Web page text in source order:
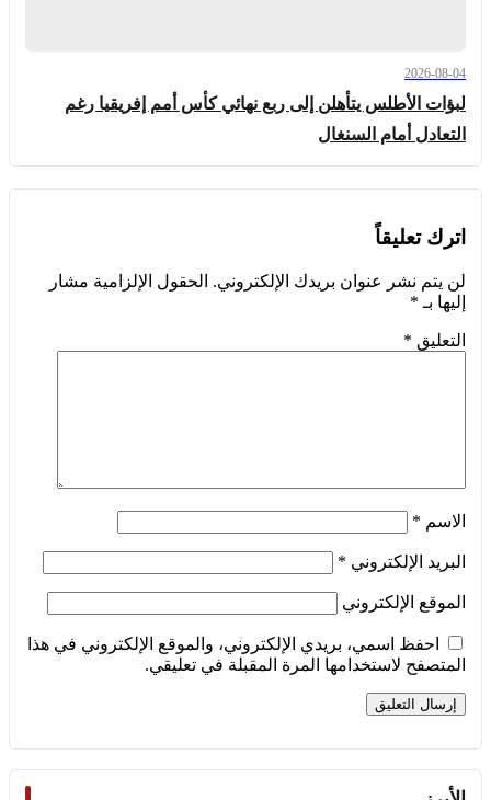
2026-08-04
لبؤات الأطلس يتأهلن إلى ربع نهائي كأس أمم إفريقيا رغم
التعادل أمام السنغال
اترك تعليقاً
لن يتم نشر عنوان بريدك الإلكتروني. الحقول الإلزامية مشار
إليها بـ *
التعليق *
الاسم *
البريد الإلكتروني *
الموقع الإلكتروني
احفظ اسمي، بريدي الإلكتروني، والموقع الإلكتروني في هذا
المتصفح لاستخدامها المرة المقبلة في تعليقي.